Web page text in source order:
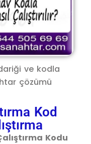
ve kodla
çözümü
Kod
Kodu